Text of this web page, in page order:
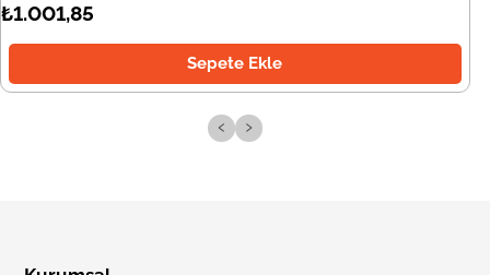
₺1.001,85
Sepete Ekle
‹ ›